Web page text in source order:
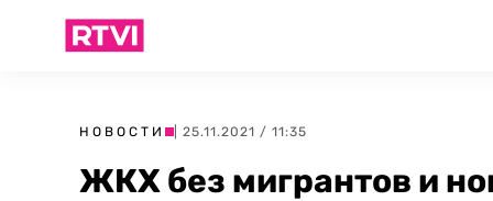
НОВОСТИ | 25.11.2021 / 11:35
ЖКХ без мигрантов и